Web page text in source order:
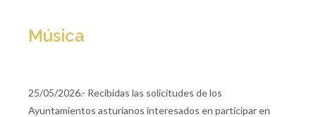
Música
25/05/2026.- Recibidas las solicitudes de los
Ayuntamientos asturianos interesados en participar en